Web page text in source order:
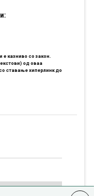
е казниво со закон.
од оваа
ставање хиперлинк до